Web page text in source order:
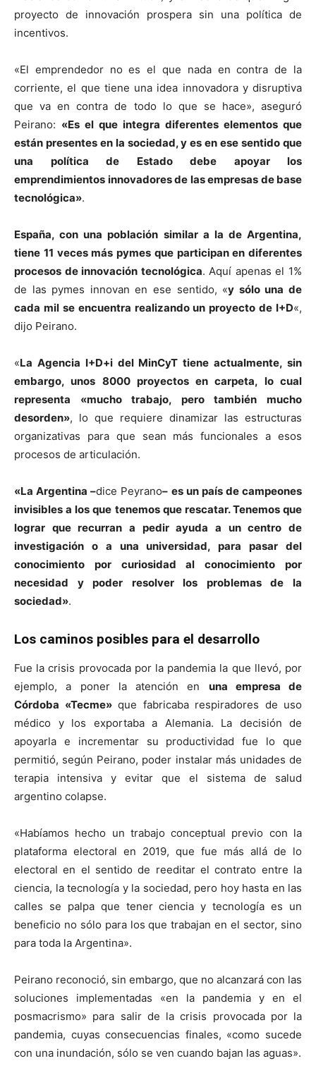
proyecto de innovación prospera sin una política de
incentivos.
«El emprendedor no es el que nada en contra de la
corriente, el que tiene una idea innovadora y disruptiva
que va en contra de todo lo que se hace», aseguró
Peirano: «Es el que integra diferentes elementos que
están presentes en la sociedad, y es en ese sentido que
una política de Estado debe apoyar los
emprendimientos innovadores de las empresas de base
tecnológica».
España, con una población similar a la de Argentina,
tiene 11 veces más pymes que participan en diferentes
procesos de innovación tecnológica. Aquí apenas el 1%
de las pymes innovan en ese sentido, «y sólo una de
cada mil se encuentra realizando un proyecto de I+D«,
dijo Peirano.
«La Agencia I+D+i del MinCyT tiene actualmente, sin
embargo, unos 8000 proyectos en carpeta, lo cual
representa «mucho trabajo, pero también mucho
desorden», lo que requiere dinamizar las estructuras
organizativas para que sean más funcionales a esos
procesos de articulación.
«La Argentina –dice Peyrano– es un país de campeones
invisibles a los que tenemos que rescatar. Tenemos que
lograr que recurran a pedir ayuda a un centro de
investigación o a una universidad, para pasar del
conocimiento por curiosidad al conocimiento por
necesidad y poder resolver los problemas de la
sociedad».
Los caminos posibles para el desarrollo
Fue la crisis provocada por la pandemia la que llevó, por
ejemplo, a poner la atención en una empresa de
Córdoba «Tecme»que fabricaba respiradores de uso
médico y los exportaba a Alemania. La decisión de
apoyarla e incrementar su productividad fue lo que
permitió, según Peirano, poder instalar más unidades de
terapia intensiva y evitar que el sistema de salud
argentino colapse.
«Habíamos hecho un trabajo conceptual previo con la
plataforma electoral en 2019, que fue más allá de lo
electoral en el sentido de reeditar el contrato entre la
ciencia, la tecnología y la sociedad, pero hoy hasta en las
calles se palpa que tener ciencia y tecnología es un
beneficio no sólo para los que trabajan en el sector, sino
para toda la Argentina».
Peirano reconoció, sin embargo, que no alcanzará con las
soluciones implementadas «en la pandemia y en el
posmacrismo» para salir de la crisis provocada por la
pandemia, cuyas consecuencias finales, «como sucede
con una inundación, sólo se ven cuando bajan las aguas».